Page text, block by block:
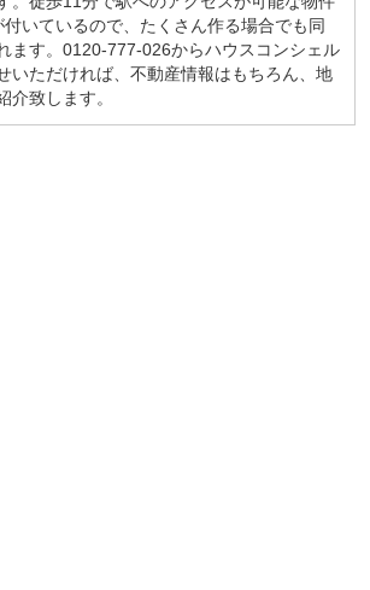
いているので、たくさん作る場合でも同
ます。0120-777-026からハウスコンシェル
いただければ、不動産情報はもちろん、地
介致します。